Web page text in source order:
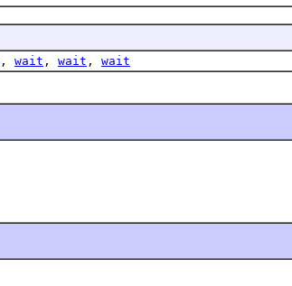
, wait , wait , wait